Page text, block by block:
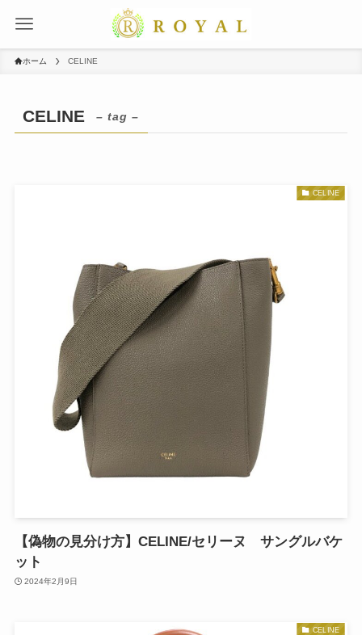
ホーム CELINE
CELINE – tag –
CELINE
【偽物の見分け方】CELINE/セリーヌ サングルバケ
ット
2024年2月9日
CELINE